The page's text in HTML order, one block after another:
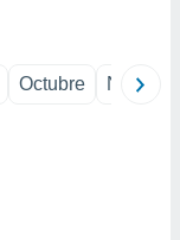
Octubre